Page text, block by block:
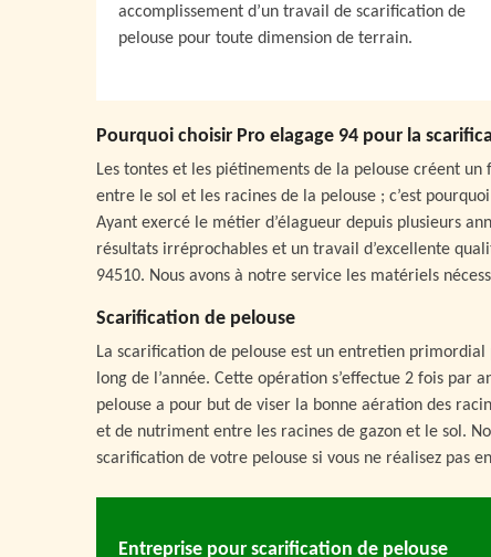
accomplissement d’un travail de scarification de
pelouse pour toute dimension de terrain.
Pourquoi choisir Pro elagage 94 pour la
Les tontes et les piétinements de la pelouse créent
entre le sol et les racines de la pelouse ; c’est
Ayant exercé le métier d’élagueur depuis plusieurs
résultats irréprochables et un travail d’excellente
94510. Nous avons à notre service les matériels
Scarification de pelouse
La scarification de pelouse est un entretien
long de l’année. Cette opération s’effectue 2 fois par
pelouse a pour but de viser la bonne aération des
et de nutriment entre les racines de gazon et le sol.
scarification de votre pelouse si vous ne réalisez pas
Entreprise pour scarification de pelouse